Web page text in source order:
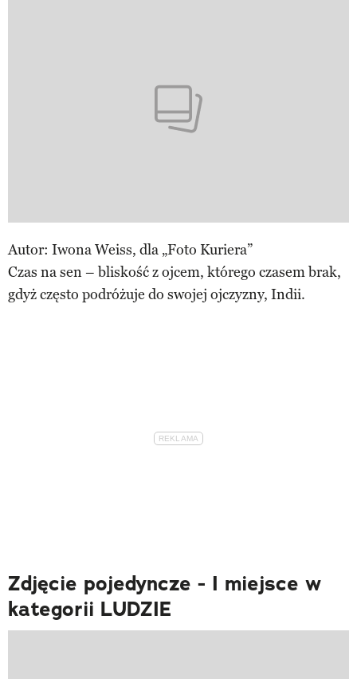
Autor: Iwona Weiss, dla „Foto Kuriera”
Czas na sen – bliskość z ojcem, którego czasem brak,
gdyż często podróżuje do swojej ojczyzny, Indii.
Zdjęcie pojedyncze - I miejsce w
kategorii LUDZIE